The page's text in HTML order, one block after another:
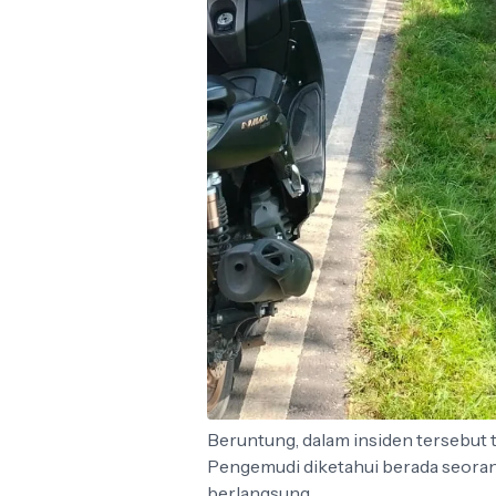
Beruntung, dalam insiden tersebut
Pengemudi diketahui berada